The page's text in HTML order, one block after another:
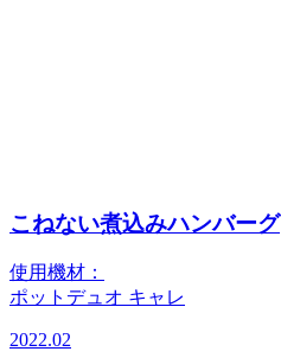
こねない煮込みハンバーグ
使用機材：
ポットデュオ キャレ
2022.02